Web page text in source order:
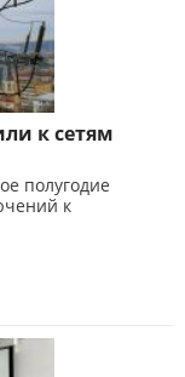
к сетям
полугодие
к